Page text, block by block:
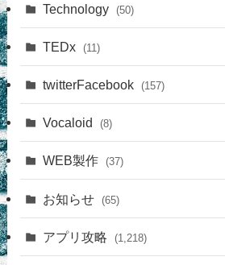
Technology (50)
TEDx (11)
twitterFacebook (157)
Vocaloid (8)
WEB製作 (37)
お知らせ (65)
アプリ攻略 (1,218)